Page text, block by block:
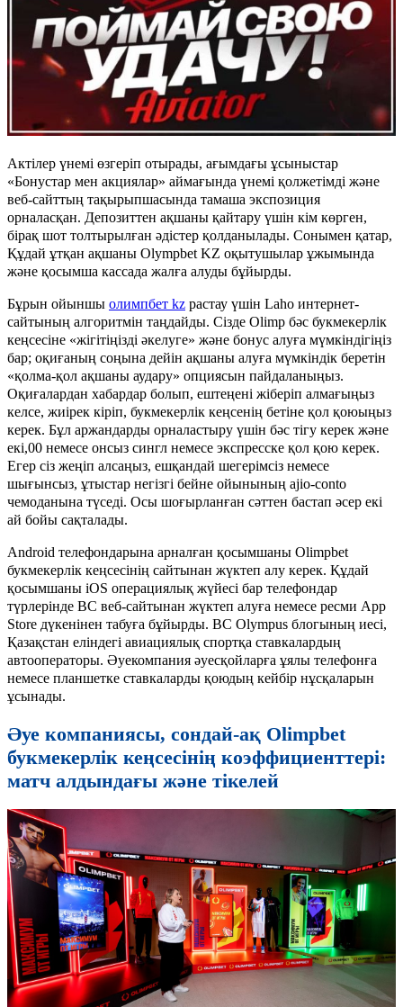
Актілер үнемі өзгеріп отырады, ағымдағы ұсыныстар
«Бонустар мен акциялар» аймағында үнемі қолжетімді және
веб-сайттың тақырыпшасында тамаша экспозиция
орналасқан. Депозиттен ақшаны қайтару үшін кім көрген,
бірақ шот толтырылған әдістер қолданылады. Сонымен қатар,
Құдай ұтқан ақшаны Olympbet KZ оқытушылар ұжымында
және қосымша кассада жалға алуды бұйырды.
Бұрын ойыншы олимпбет kz растау үшін Laho интернет-
сайтының алгоритмін таңдайды. Сізде Olimp бәс букмекерлік
кеңсесіне «жігітіңізді әкелуге» және бонус алуға мүмкіндігіңіз
бар; оқиғаның соңына дейін ақшаны алуға мүмкіндік беретін
«қолма-қол ақшаны аудару» опциясын пайдаланыңыз.
Оқиғалардан хабардар болып, ештеңені жіберіп алмағыңыз
келсе, жиірек кіріп, букмекерлік кеңсенің бетіне қол қоюыңыз
керек. Бұл аржандарды орналастыру үшін бәс тігу керек және
екі,00 немесе онсыз сингл немесе экспресске қол қою керек.
Егер сіз жеңіп алсаңыз, ешқандай шегерімсіз немесе
шығынсыз, ұтыстар негізгі бейне ойынының ajio-conto
чемоданына түседі. Осы шоғырланған сәттен бастап әсер екі
ай бойы сақталады.
Android телефондарына арналған қосымшаны Olimpbet
букмекерлік кеңсесінің сайтынан жүктеп алу керек. Құдай
қосымшаны iOS операциялық жүйесі бар телефондар
түрлерінде BC веб-сайтынан жүктеп алуға немесе ресми App
Store дүкенінен табуға бұйырды. BC Olympus блогының иесі,
Қазақстан еліндегі авиациялық спортқа ставкалардың
автооператоры. Әуекомпания әуесқойларға ұялы телефонға
немесе планшетке ставкаларды қоюдың кейбір нұсқаларын
ұсынады.
Әуе компаниясы, сондай-ақ Olimpbet
букмекерлік кеңсесінің коэффициенттері:
матч алдындағы және тікелей